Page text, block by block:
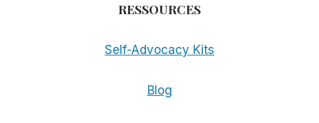
RESSOURCES
Self-Advocacy Kits
Blog